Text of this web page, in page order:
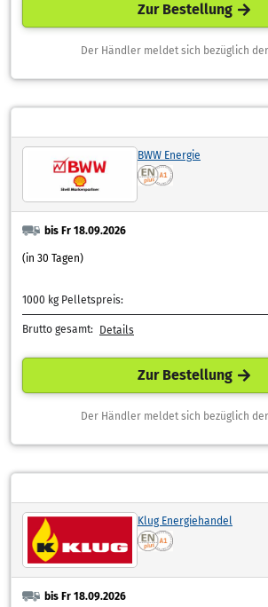
Zur Bestellung
Der Händler meldet sich bezüglich
BWW Energie
bis Fr 18.09.2026
(in 30 Tagen)
1000 kg Pelletspreis:
Brutto gesamt: Details
Zur Bestellung
Der Händler meldet sich bezüglich
Klug Energiehandel
bis Fr 18.09.2026